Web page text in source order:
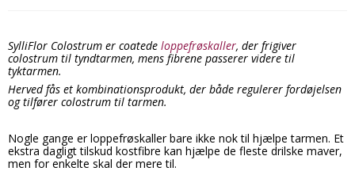
SylliFlor Colostrum er coatede loppefrøskaller, der frigiver
colostrum til tyndtarmen, mens fibrene passerer videre til
tyktarmen.
Herved fås et kombinationsprodukt, der både regulerer fordøjelsen
og tilfører colostrum til tarmen.
Nogle gange er loppefrøskaller bare ikke nok til hjælpe tarmen. Et
ekstra dagligt tilskud kostfibre kan hjælpe de fleste drilske maver,
men for enkelte skal der mere til.